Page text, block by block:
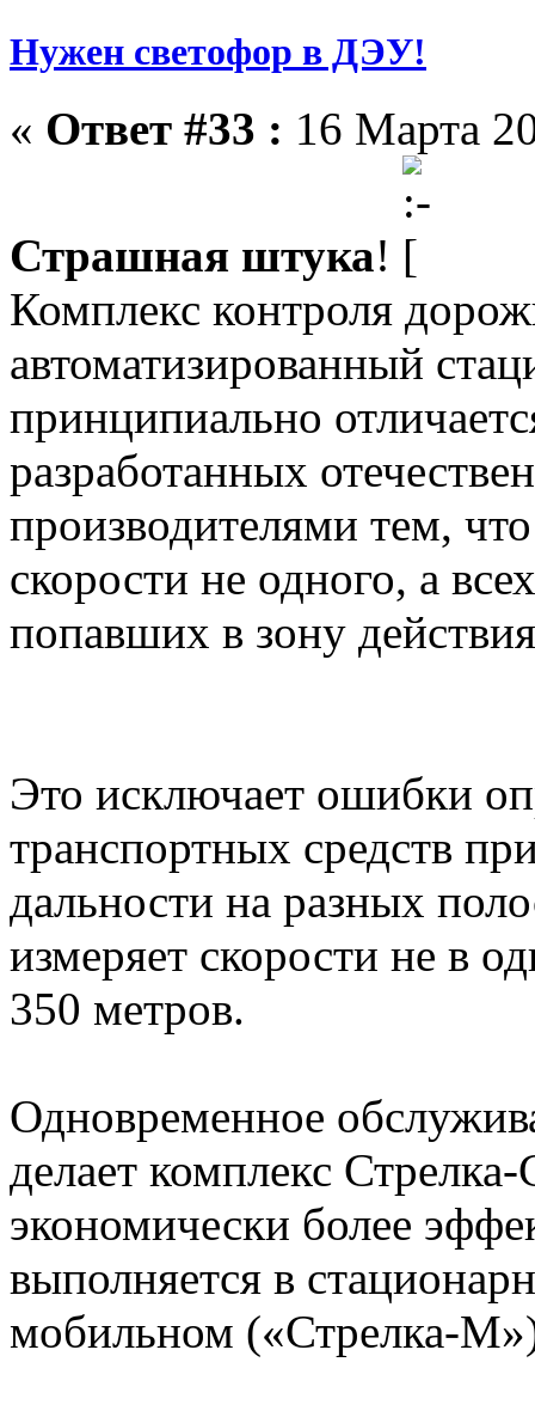
Нужен светофор в ДЭУ!
« Ответ #33 : 16 Марта
Страшная штука!
Комплекс контроля
автоматизированный
принципиально
разработанных
производителями тем,
скорости не одного, а
попавших в зону
Это исключает ошибки
транспортных средств
дальности на разных
измеряет скорости не в
350 метров.
Одновременное
делает комплекс
экономически более
выполняется в
мобильном («Стрелка-